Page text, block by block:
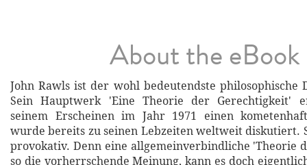
About the eBook
John Rawls ist der wohl bedeutendste philosophische
Sein Hauptwerk 'Eine Theorie der Gerechtigkeit'
seinem Erscheinen im Jahr 1971 einen
wurde bereits zu seinen Lebzeiten weltweit diskutiert.
provokativ. Denn eine allgemeinverbindliche 'Theorie
so die vorherrschende Meinung, kann es doch